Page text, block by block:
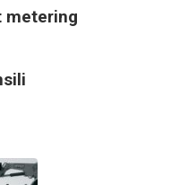
metering